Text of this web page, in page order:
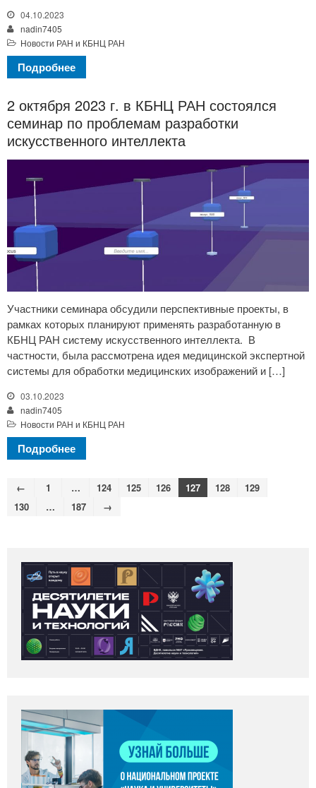
04.10.2023
nadin7405
Новости РАН и КБНЦ РАН
Подробнее
2 октября 2023 г. в КБНЦ РАН состоялся
семинар по проблемам разработки
искусственного интеллекта
Участники семинара обсудили перспективные проекты, в
рамках которых планируют применять разработанную в
КБНЦ РАН систему искусственного интеллекта. В
частности, была рассмотрена идея медицинской экспертной
системы для обработки медицинских изображений и […]
03.10.2023
nadin7405
Новости РАН и КБНЦ РАН
Подробнее
← 1 … 124 125 126 127 128
129
130
… 187 →